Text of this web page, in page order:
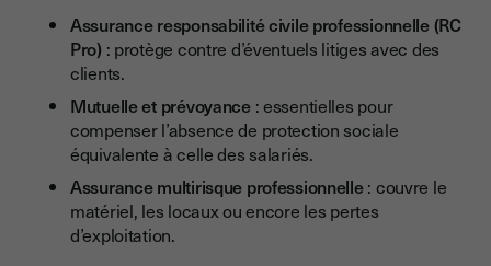
Assurance responsabilité civile professionnelle (RC
Pro) : protège contre d’éventuels litiges avec des
clients.
Mutuelle et prévoyance: essentielles pour
compenser l’absence de protection sociale
équivalente à celle des salariés.
Assurance multirisque professionnelle: couvre le
matériel, les locaux ou encore les pertes
d’exploitation.